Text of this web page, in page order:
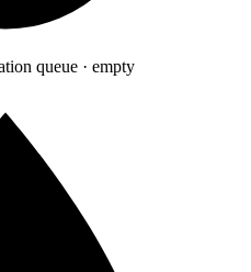
queue · empty